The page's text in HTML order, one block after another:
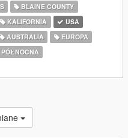
BLAINE COUNTY
KALIFORNIA
USA
AUSTRALIA
EUROPA